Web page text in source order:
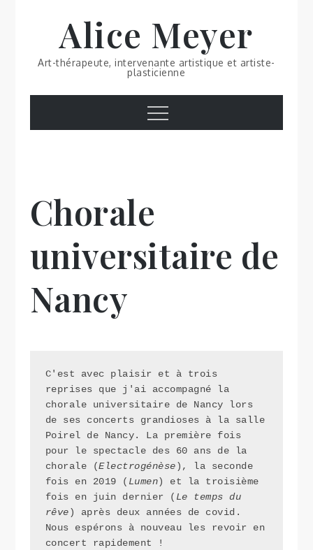
Alice Meyer
Art-thérapeute, intervenante artistique et artiste-
plasticienne
Menu
Chorale
universitaire de
Nancy
C'est avec plaisir et à trois
reprises que j'ai accompagné la
chorale universitaire de Nancy lors
de ses concerts grandioses à la salle
Poirel de Nancy. La première fois
pour le spectacle des 60 ans de la
chorale (Electrogénèse), la seconde
fois en 2019 ( Lumen) et la troisième
fois en juin dernier ( Le temps du
rêve) après deux années de covid.
Nous espérons à nouveau les revoir en
concert rapidement !